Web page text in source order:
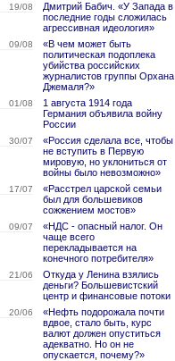
19/08
Дмитрий Бабич. «У Запада в
последние годы сложилась
агрессивная идеология»
09/08
«В чем может быть
политическая подоплека
убийства российских
журналистов группы Орхана
Джемаля?»
01/08
1 августа 1914 года
Германия объявила войну
России
30/07
«Россия сделала все, чтобы
не вступить в Первую
мировую, но уклониться от
войны было невозможно»
17/07
«Расстрел царской семьи
был для большевиков
сожжением мостов»
09/07
«НДС - опасный налог. Он
чаще всего
перекладывается на
конечного потребителя»
21/06
Откуда у Ленина взялись
деньги? Большевистский
центр и финансовые потоки
20/06
«Нефть подорожала почти
вдвое, стало быть, курс
валют должен опуститься
адекватно. Но он не
опускается, почему?»